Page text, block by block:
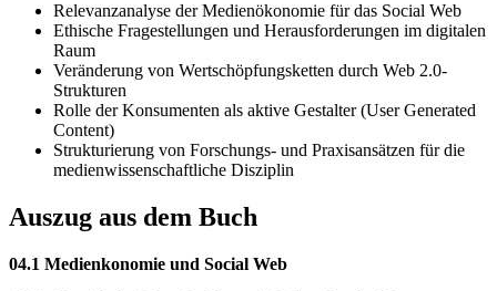
Relevanzanalyse der Medienökonomie für das Social Web
Ethische Fragestellungen und Herausforderungen im digitalen
Raum
Veränderung von Wertschöpfungsketten durch Web 2.0-
Strukturen
Rolle der Konsumenten als aktive Gestalter (User Generated
Content)
Strukturierung von Forschungs- und Praxisansätzen für die
medienwissenschaftliche Disziplin
Auszug aus dem Buch
04.1 Medienkonomie und Social Web